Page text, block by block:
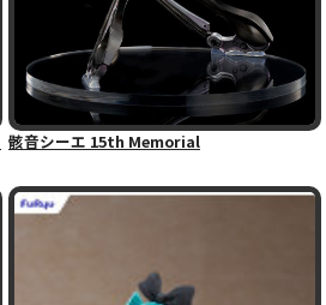
骸音シーエ 15th Memorial